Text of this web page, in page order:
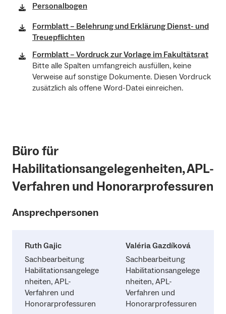
Personalbogen
Formblatt – Belehrung und Erklärung Dienst- und
Treuepflichten
Formblatt – Vordruck zur Vorlage im Fakultätsrat
Bitte alle Spalten umfangreich ausfüllen, keine
Verweise auf sonstige Dokumente. Diesen Vordruck
zusätzlich als offene Word-Datei einreichen.
Büro für
Habilitationsangelegenheiten, APL-
Verfahren und Honorarprofessuren
Ansprechpersonen
Ruth Gajic
Sachbearbeitung
Habilitationsangelege
nheiten, APL-
Verfahren und
Honorarprofessuren
Valéria Gazdíková
Sachbearbeitung
Habilitationsangelege
nheiten, APL-
Verfahren und
Honorarprofessuren